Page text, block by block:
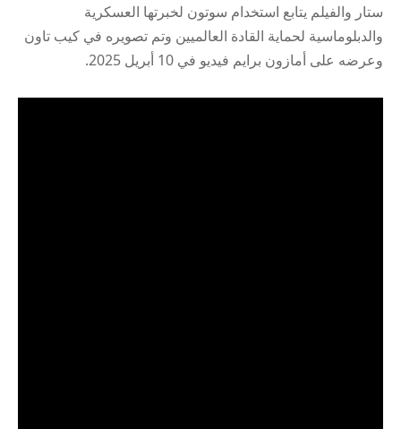
ستار والفيلم يتابع استخدام سوتون لخبرتها العسكرية
والدبلوماسية لحماية القادة العالميين وتم تصويره في كيب تاون
وعرضه على أمازون برايم فيديو في 10 أبريل 2025.